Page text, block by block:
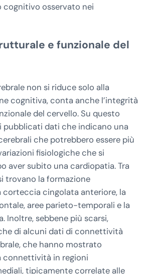
osservato nei
e funzionale del
non si riduce solo alla
cognitiva, conta anche l’integrità
del cervello. Su questo
pubblicati dati che indicano una
che potrebbero essere più
fisiologiche che si
aver subito una cardiopatia. Tra
trovano la formazione
corteccia cingolata anteriore, la
aree parieto-temporali e la
Inoltre, sebbene più scarsi,
di alcuni dati di connettività
che hanno mostrato
connettività in regioni
tipicamente correlate alle